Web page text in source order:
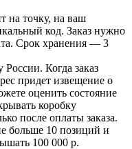
на точку, на ваш
код. Заказ нужно
Срок хранения — 3
России. Когда заказ
придет извещение о
оценить состояние
коробку
после оплаты заказа.
больше 10 позиций и
100 000 р.